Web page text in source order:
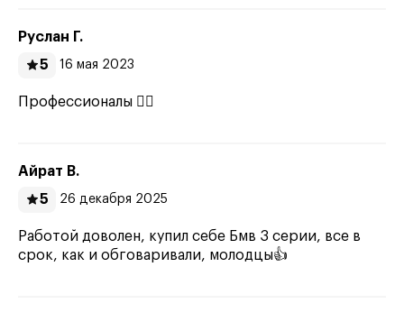
Руслан Г.
5
16 мая 2023
Профессионалы 👍🏼
Айрат В.
5
26 декабря 2025
Работой доволен, купил себе Бмв 3 серии, все в
срок, как и обговаривали, молодцы👍